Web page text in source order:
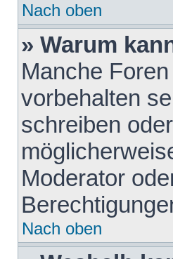
Nach oben
» Warum
Manche
vorbehalten
schreiben
Moderator
Nach oben